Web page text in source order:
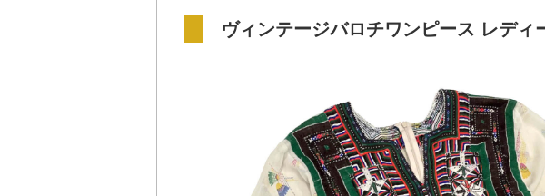
ヴィンテージバロチワンピース レディ